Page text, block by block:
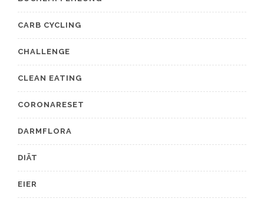
CARB CYCLING
CHALLENGE
CLEAN EATING
CORONARESET
DARMFLORA
DIÄT
EIER